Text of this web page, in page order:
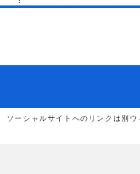
ソーシャルサイトへのリンクは別